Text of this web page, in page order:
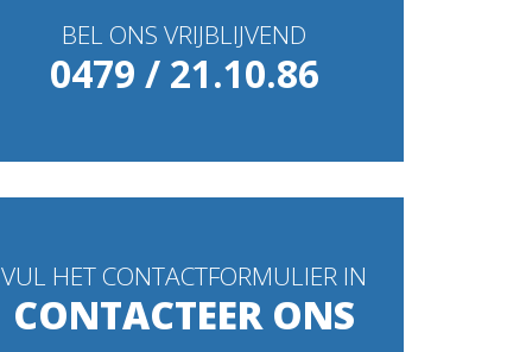
BEL ONS VRIJBLIJVEND
0479 / 21.10.86
VUL HET CONTACTFORMULIER IN
CONTACTEER ONS